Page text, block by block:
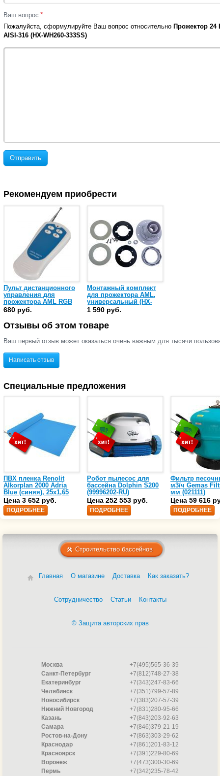
Ваш вопрос *
Пожалуйста, сформулируйте Ваш вопрос относительно Прожектор 24
AISI-316 (HX-WH260-333SS)
Отправить
Рекомендуем приобрести
Пульт дистанционного
управления для
прожектора AML RGB
(HX-R2)
680 руб.
Монтажный комплект
для прожектора AML,
универсальный (HX-
BRK06)
1 590 руб.
Отзывы об этом товаре
Ваш первый отзыв может оказаться очень важным для тысячи
Написать отзыв
Специальные предложения
ПВХ пленка Renolit
Alkorplan 2000 Adria
Blue (синяя), 25х1,65
(35216203)
Цена 3 652 руб.
ПОДРОБНЕЕ
Робот пылесос для
бассейна Dolphin S200
(99996202-RU)
Цена 252 553 руб.
ПОДРОБНЕЕ
Фильтр
м3/ч Gemas
мм (021111)
Цена 59 616
ПОДРОБНЕЕ
Строительство бассейнов
Главная О магазине Доставка Как заказать?
Сотрудничество Статьи Контакты
© Защита авторских прав
Москва
+7(495)565-36-39
Санкт-Петербург
+7(812)748-27-38
Екатеринбург
+7(343)247-83-66
Челябинск
+7(351)799-57-89
Новосибирск
+7(383)207-57-39
Нижний Новгород
+7(831)280-95-66
Казань
+7(843)203-92-63
Самара
+7(846)379-21-19
Ростов-на-Дону
+7(863)303-29-62
Краснодар
+7(861)201-83-12
Красноярск
+7(391)229-80-69
Воронеж
+7(473)300-30-69
Пермь
+7(342)235-78-42